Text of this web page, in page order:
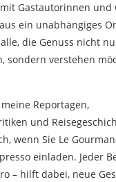
Gastautorinnen und
ein unabhängiges
die Genuss nicht
sondern verstehen
Reportagen,
und
wenn Sie Le
einladen. Jeder
– hilft dabei, neue